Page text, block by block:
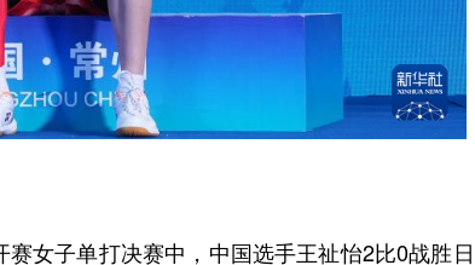
女子单打决赛中，中国选手王祉怡2比0战胜